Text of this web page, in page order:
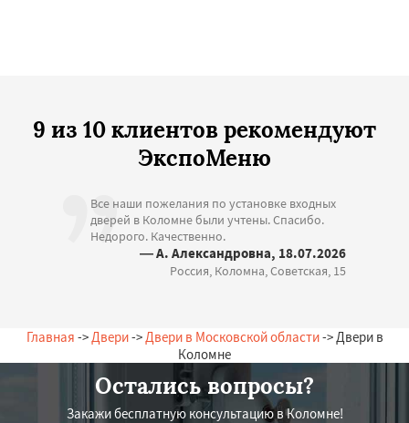
9 из 10 клиентов рекомендуют
ЭкспоМеню
Все наши пожелания по установке входных
дверей в Коломне были учтены. Спасибо.
Недорого. Качественно.
— А. Александровна, 18.07.2026
Россия, Коломна, Советская, 15
Главная -> Двери-> Двери в Московской области-> Двери в
Коломне
Остались вопросы?
Закажи бесплатную консультацию в Коломне!